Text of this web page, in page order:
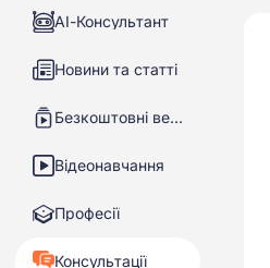
АІ-Консультант
Новини та статті
Безкоштовні вебінари
Відеонавчання
Професії
Консультації